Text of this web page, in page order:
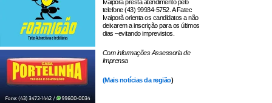
Ivaiporã presta atendimento pelo
telefone (43) 99934-5752. A Fatec
Ivaiporã orienta os candidatos a não
deixarem a inscrição para os últimos
dias –evitando imprevistos.
Com informações Assessoria de
Imprensa
(Mais notícias da região)